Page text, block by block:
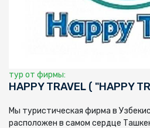
тур от фирмы:
HAPPY TRAVEL ( "HAPPY
Мы туристическая фирма в
расположен в самом сердце